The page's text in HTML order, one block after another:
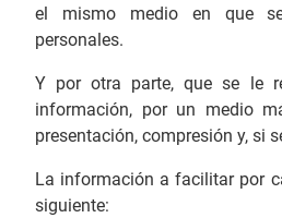
el mismo medio en que
personales.
Y por otra parte, que se le
información, por un medio
presentación, compresión y, si
La información a facilitar por
siguiente: